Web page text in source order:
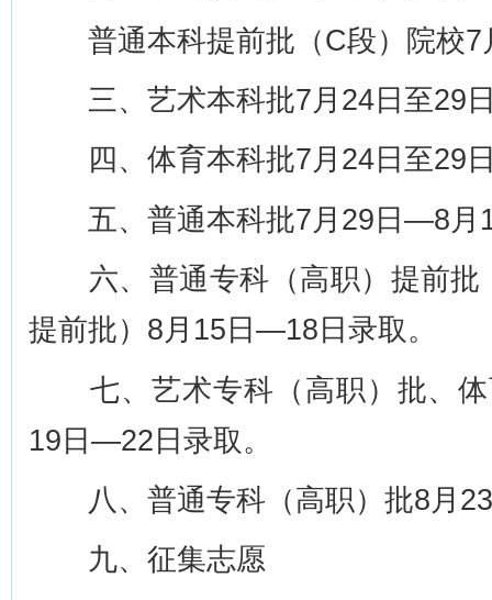
普通本科提前批（C段）院校7
三、艺术本科批7月24日至29
四、体育本科批7月24日至29
五、普通本科批7月29日—8月
六、普通专科（高职）提前批
提前批）8月15日—18日录取。
七、艺术专科（高职）批、体
19日—22日录取。
八、普通专科（高职）批8月
九、征集志愿